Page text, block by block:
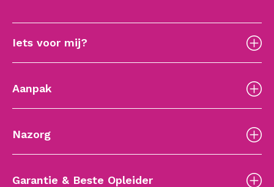
Iets voor mij?
Aanpak
Nazorg
Garantie & Beste Opleider